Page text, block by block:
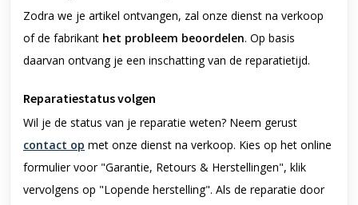
Zodra we je artikel ontvangen, zal onze dienst na verkoop
of de fabrikant het probleem beoordelen. Op basis
daarvan ontvang je een inschatting van de reparatietijd.
Reparatiestatus volgen
Wil je de status van je reparatie weten? Neem gerust
contact op met onze dienst na verkoop. Kies op het online
formulier voor "Garantie, Retours & Herstellingen", klik
vervolgens op "Lopende herstelling". Als de reparatie door